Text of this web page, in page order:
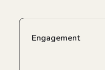
Engagement